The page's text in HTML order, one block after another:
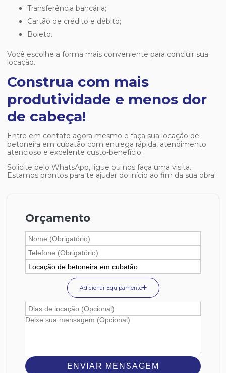
Transferência bancária;
Cartão de crédito e débito;
Boleto.
Você escolhe a forma mais conveniente para concluir sua
locação.
Construa com mais
produtividade e menos dor
de cabeça!
Entre em contato agora mesmo e faça sua locação de
betoneira em cubatão com entrega rápida, atendimento
atencioso e excelente custo-benefício.
Solicite pelo WhatsApp, ligue ou nos faça uma visita.
Estamos prontos para te ajudar do início ao fim da sua obra!
Orçamento
Adicionar Equipamento
ENVIAR MENSAGEM